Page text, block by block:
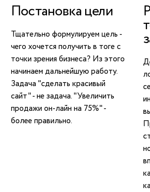
Постановка цели
Тщательно формулируем цель -
чего хочется получить в тоге с
точки зрения бизнеса? Из этого
начинаем дальнейшую работу.
Задача "сделать красивый
сайт" - не задача. "Увеличить
продажи он-лайн на 75%" -
более правильно.